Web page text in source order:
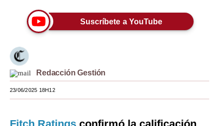
Viajes
Estilos
Mundo
EEUU
México
Suscríbete a YouTube
Redacción Gestión
23/06/2025 18H12